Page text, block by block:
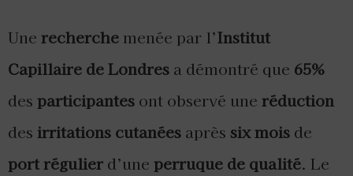
Une recherche menée par l’Institut
Capillaire de Londres a démontré que 65%
des participantes ont observé une réduction
des irritations cutanées après six mois de
port régulier d’une perruque de qualité. Le